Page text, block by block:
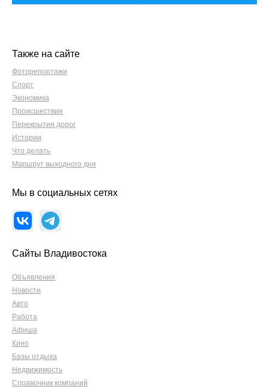
Также на сайте
Фоторепортажи
Спорт
Экономика
Происшествия
Перекрытия дорог
Истории
Что делать
Маршрут выходного дня
Мы в социальных сетях
Сайты Владивостока
Объявления
Новости
Авто
Работа
Афиша
Кино
Базы отдыха
Недвижимость
Справочник компаний